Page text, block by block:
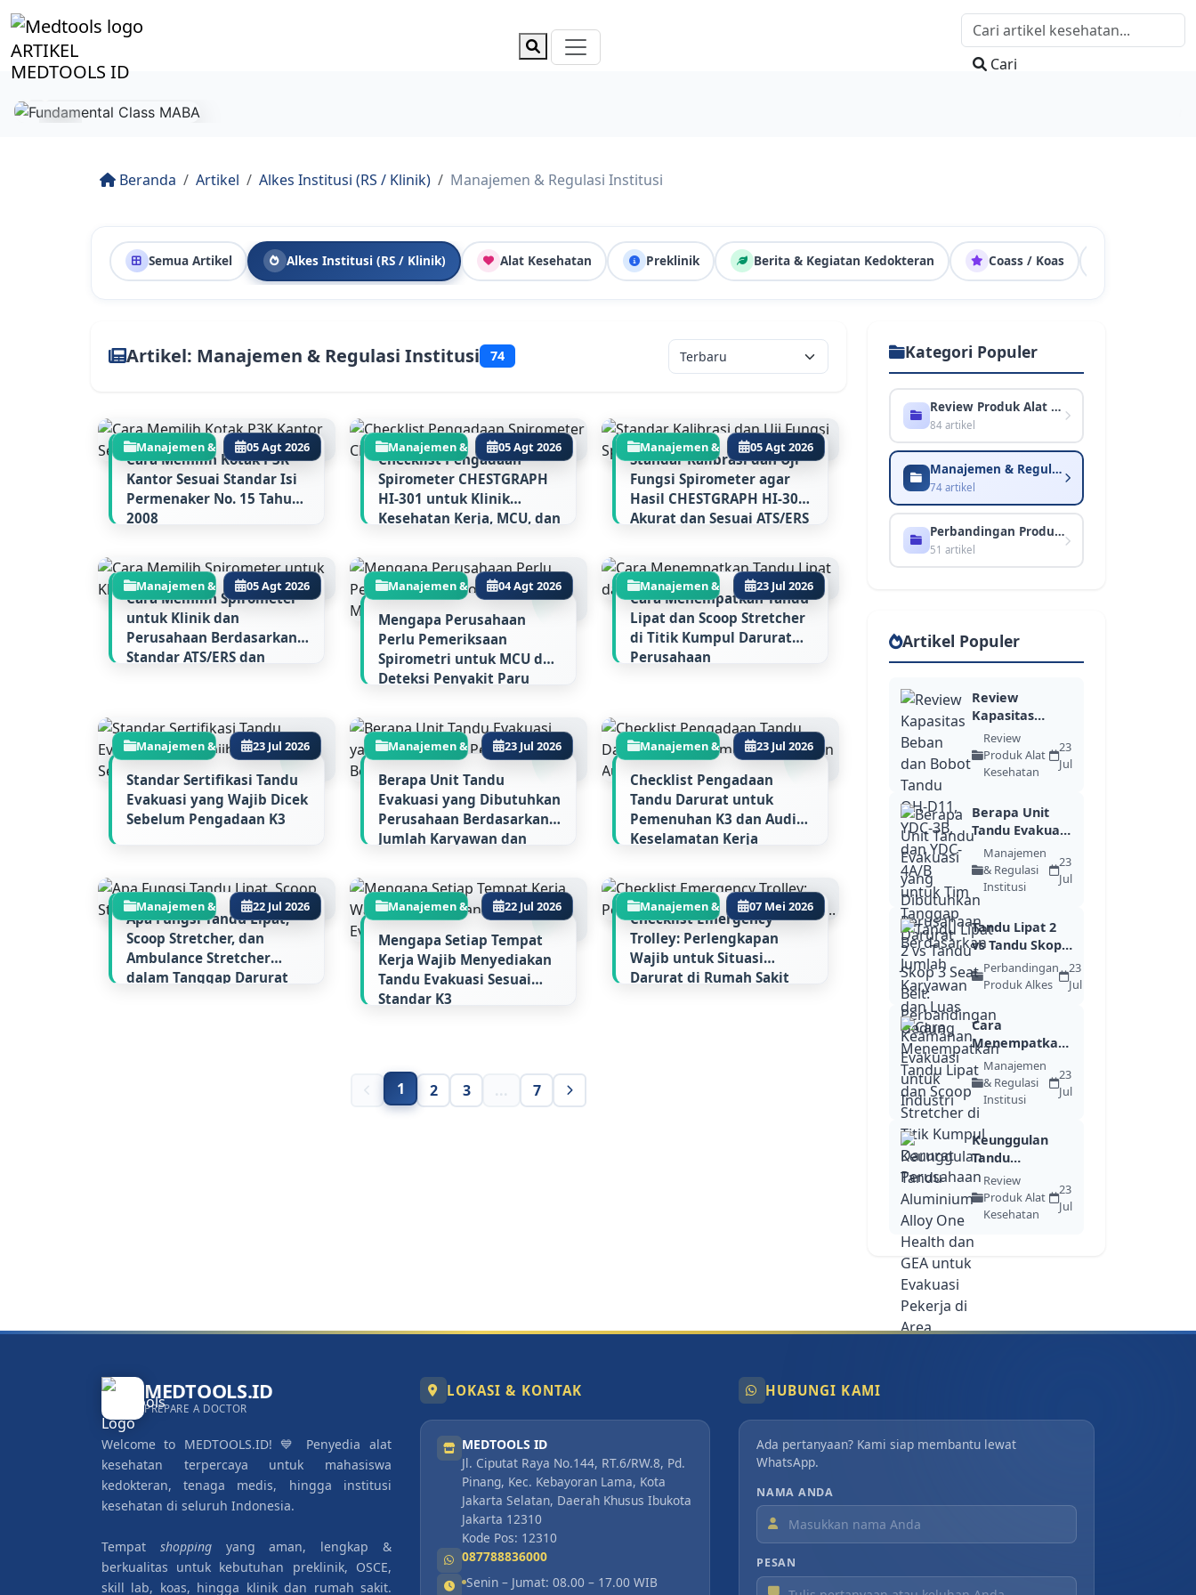
ARTIKEL
MEDTOOLS ID
Cari
Beranda Artikel Alkes Institusi (RS / Klinik) Manajemen & Regulasi Institusi
Semua Artikel Alkes Institusi (RS / Klinik) Alat Kesehatan Preklinik Berita & Kegiatan Kedokteran Coass / Koas
Artikel: Manajemen & Regulasi Institusi 74
Manajemen & Regulasi...05 Agt 2026
Cara Memilih Kotak P3K
Kantor Sesuai Standar Isi
Permenaker No. 15 Tahun
2008
Manajemen & Regulasi...05 Agt 2026
Checklist Pengadaan
Spirometer CHESTGRAPH
HI-301 untuk Klinik
Kesehatan Kerja, MCU, dan
Manajemen & Regulasi...05 Agt 2026
Standar Kalibrasi dan Uji
Fungsi Spirometer agar
Hasil CHESTGRAPH HI-301
Akurat dan Sesuai ATS/ERS
Manajemen & Regulasi...05 Agt 2026
Cara Memilih Spirometer
untuk Klinik dan
Perusahaan Berdasarkan
Standar ATS/ERS dan
Manajemen & Regulasi...04 Agt 2026
Mengapa Perusahaan
Perlu Pemeriksaan
Spirometri untuk MCU dan
Deteksi Penyakit Paru
Manajemen & Regulasi...23 Jul 2026
Cara Menempatkan Tandu
Lipat dan Scoop Stretcher
di Titik Kumpul Darurat
Perusahaan
Manajemen & Regulasi...23 Jul 2026
Standar Sertifikasi Tandu
Evakuasi yang Wajib Dicek
Sebelum Pengadaan K3
Manajemen & Regulasi...23 Jul 2026
Berapa Unit Tandu
Evakuasi yang Dibutuhkan
Perusahaan Berdasarkan
Jumlah Karyawan dan
Manajemen & Regulasi...23 Jul 2026
Checklist Pengadaan
Tandu Darurat untuk
Pemenuhan K3 dan Audit
Keselamatan Kerja
Manajemen & Regulasi...22 Jul 2026
Apa Fungsi Tandu Lipat,
Scoop Stretcher, dan
Ambulance Stretcher
dalam Tanggap Darurat
Manajemen & Regulasi...22 Jul 2026
Mengapa Setiap Tempat
Kerja Wajib Menyediakan
Tandu Evakuasi Sesuai
Standar K3
Manajemen & Regulasi...07 Mei 2026
Checklist Emergency
Trolley: Perlengkapan
Wajib untuk Situasi
Darurat di Rumah Sakit
1 2 3 ... 7
Kategori Populer
Review Produk Alat Kesehatan
84 artikel
Manajemen & Regulasi Institusi
74 artikel
Perbandingan Produk Alkes
51 artikel
Artikel Populer
Review
Kapasitas
Beban dan
Bobot Tandu
OH-D11, YDC...
Review
Produk Alat
Kesehatan
23
Jul
Berapa Unit
Tandu Evakuasi
yang
Dibutuhkan
Perusah...
Manajemen
& Regulasi
Institusi
23
Jul
Tandu Lipat 2
vs Tandu Skop 3
Seat Belt:
Perbandin...
Perbandingan
Produk Alkes
23
Jul
Cara
Menempatkan
Tandu Lipat
dan Scoop
Stretcher d...
Manajemen
& Regulasi
Institusi
23
Jul
Keunggulan
Tandu
Aluminium
Alloy One
Health dan GE...
Review
Produk Alat
Kesehatan
23
Jul
MEDTOOLS.ID
PREPARE A DOCTOR
Welcome to MEDTOOLS.ID! 💙 Penyedia alat
kesehatan terpercaya untuk mahasiswa
kedokteran, tenaga medis, hingga institusi
kesehatan di seluruh Indonesia.
Tempat shoppingyang aman, lengkap &
berkualitas untuk kebutuhan preklinik, OSCE,
skill lab, koas, hingga klinik dan rumah sakit.
LOKASI & KONTAK
MEDTOOLS ID
Jl. Ciputat Raya No.144, RT.6/RW.8, Pd.
Pinang, Kec. Kebayoran Lama, Kota
Jakarta Selatan, Daerah Khusus Ibukota
Jakarta 12310
Kode Pos: 12310
087788836000
Senin – Jumat: 08.00 – 17.00 WIB
HUBUNGI KAMI
Ada pertanyaan? Kami siap membantu lewat
WhatsApp.
NAMA ANDA
PESAN